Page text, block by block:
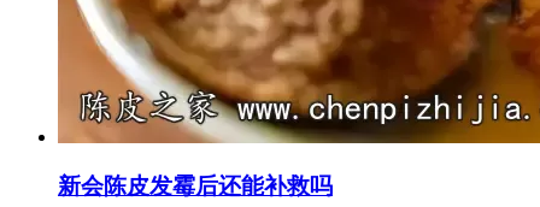
新会陈皮发霉后还能补救吗